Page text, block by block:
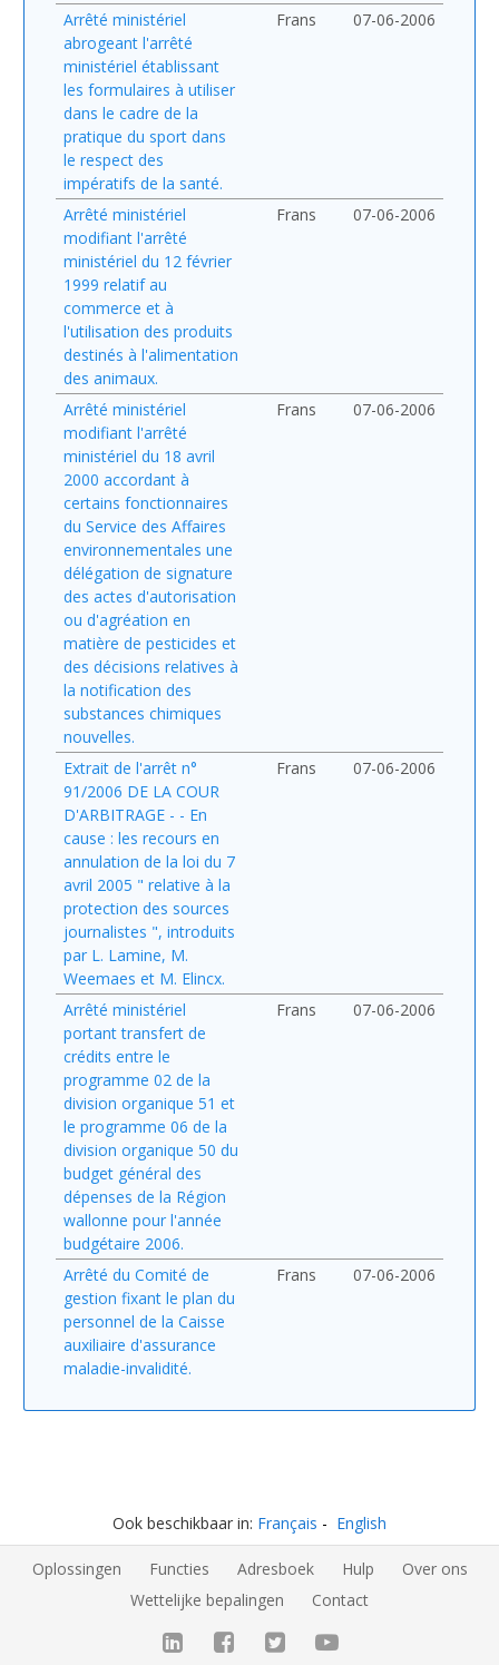
Arrêté ministériel
abrogeant l'arrêté
ministériel établissant
les formulaires à utiliser
dans le cadre de la
pratique du sport dans
le respect des
impératifs de la santé.
Frans 07-06-2006
Arrêté ministériel
modifiant l'arrêté
ministériel du 12 février
1999 relatif au
commerce et à
l'utilisation des produits
destinés à l'alimentation
des animaux.
Frans 07-06-2006
Arrêté ministériel
modifiant l'arrêté
ministériel du 18 avril
2000 accordant à
certains fonctionnaires
du Service des Affaires
environnementales une
délégation de signature
des actes d'autorisation
ou d'agréation en
matière de pesticides et
des décisions relatives à
la notification des
substances chimiques
nouvelles.
Frans 07-06-2006
Extrait de l'arrêt n°
91/2006 DE LA COUR
D'ARBITRAGE - - En
cause : les recours en
annulation de la loi du 7
avril 2005 " relative à la
protection des sources
journalistes ", introduits
par L. Lamine, M.
Weemaes et M. Elincx.
Frans 07-06-2006
Arrêté ministériel
portant transfert de
crédits entre le
programme 02 de la
division organique 51 et
le programme 06 de la
division organique 50 du
budget général des
dépenses de la Région
wallonne pour l'année
budgétaire 2006.
Frans 07-06-2006
Arrêté du Comité de
gestion fixant le plan du
personnel de la Caisse
auxiliaire d'assurance
maladie-invalidité.
Frans 07-06-2006
Ook beschikbaar in: Français English
Oplossingen Functies Adresboek Hulp
Over ons
Wettelijke bepalingen
Contact